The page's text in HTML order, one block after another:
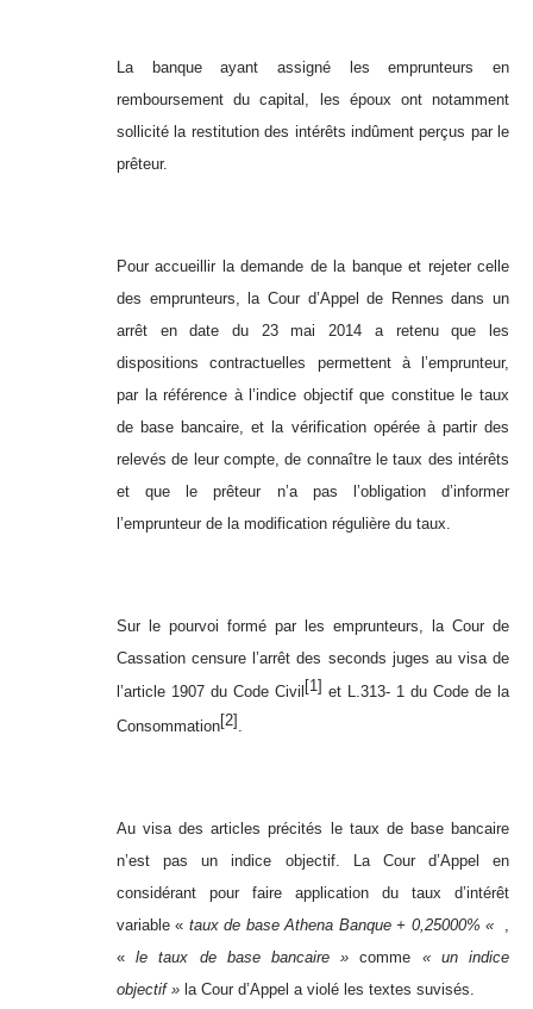
La banque ayant assigné les emprunteurs en
remboursement du capital, les époux ont notamment
sollicité la restitution des intérêts indûment perçus par le
prêteur.
Pour accueillir la demande de la banque et rejeter celle
des emprunteurs, la Cour d’Appel de Rennes dans un
arrêt en date du 23 mai 2014 a retenu que les
dispositions contractuelles permettent à l’emprunteur,
par la référence à l’indice objectif que constitue le taux
de base bancaire, et la vérification opérée à partir des
relevés de leur compte, de connaître le taux des intérêts
et que le prêteur n’a pas l’obligation d’informer
l’emprunteur de la modification régulière du taux.
Sur le pourvoi formé par les emprunteurs, la Cour de
Cassation censure l’arrêt des seconds juges au visa de
l’article 1907 du Code Civil [1] et L.313- 1 du Code de la
Consommation[2].
Au visa des articles précités le taux de base bancaire
n’est pas un indice objectif. La Cour d’Appel en
considérant pour faire application du taux d’intérêt
variable « taux de base Athena Banque + 0,25000% « ,
«le taux de base bancaire »comme « un indice
objectif » la Cour d’Appel a violé les textes suvisés.